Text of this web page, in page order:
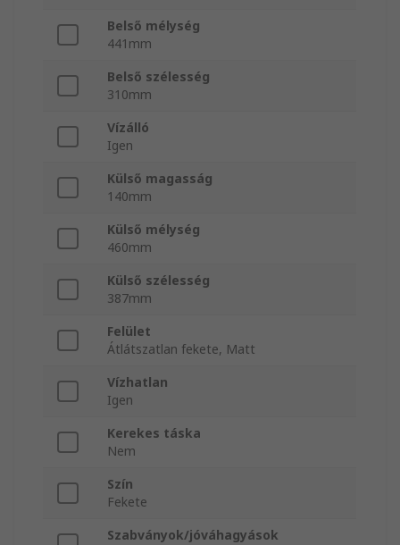
Belső mélység
441mm
Belső szélesség
310mm
Vízálló
Igen
Külső magasság
140mm
Külső mélység
460mm
Külső szélesség
387mm
Felület
Átlátszatlan fekete, Matt
Vízhatlan
Igen
Kerekes táska
Nem
Szín
Fekete
Szabványok/jóváhagyások